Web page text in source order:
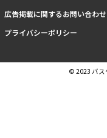
広告掲載に関するお問い合わせ
プライバシーポリシー
© 2023 バス